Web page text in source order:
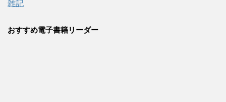
雑記
おすすめ電子書籍リーダー